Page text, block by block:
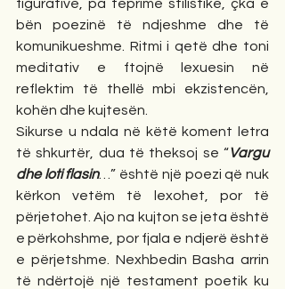
figurative, pa teprime stilistike, çka e
bën poezinë të ndjeshme dhe të
komunikueshme. Ritmi i qetë dhe toni
meditativ e ftojnë lexuesin në
reflektim të thellë mbi ekzistencën,
kohën dhe kujtesën.
Sikurse u ndala në këtë koment letra
të shkurtër, dua të theksoj se “Vargu
dhe loti flasin…” është një poezi që nuk
kërkon vetëm të lexohet, por të
përjetohet. Ajo na kujton se jeta është
e përkohshme, por fjala e ndjerë është
e përjetshme. Nexhbedin Basha arrin
të ndërtojë një testament poetik ku